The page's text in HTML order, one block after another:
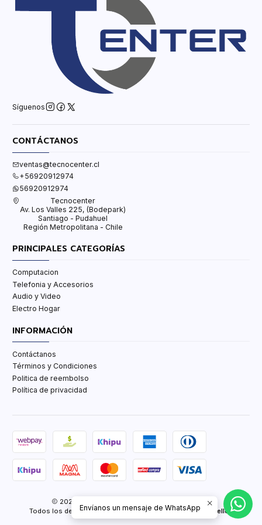
Síguenos
CONTÁCTANOS
ventas@tecnocenter.cl
+56920912974
56920912974
Tecnocenter
Av. Los Valles 225, (Bodepark)
Santiago - Pudahuel
Región Metropolitana - Chile
PRINCIPALES CATEGORÍAS
Computacion
Telefonia y Accesorios
Audio y Video
Electro Hogar
INFORMACIÓN
Contáctanos
Términos y Condiciones
Politica de reembolso
Política de privacidad
2026 TCenter Tu Tienda de Tecnología y mas.
Todos los derechos reservados.Desarrollado por Jumpseller.
Envíanos un mensaje de WhatsApp